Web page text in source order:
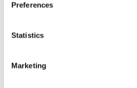
Preferences
Statistics
Marketing